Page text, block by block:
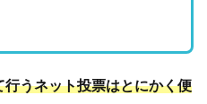
うネット投票はとにかく便